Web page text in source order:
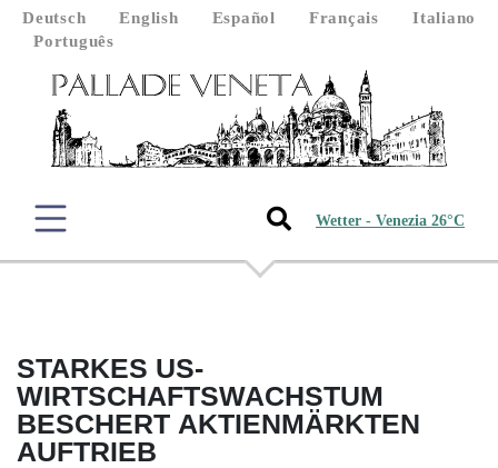
Deutsch English Español Français
Italiano
Português
Wetter - Venezia 26°C
STARKES US-
WIRTSCHAFTSWACHSTUM
BESCHERT AKTIENMÄRKTEN
AUFTRIEB